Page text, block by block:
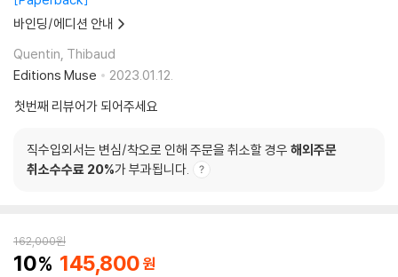
바인딩/에디션 안내
Quentin, Thibaud
Editions Muse
2023.01.12.
첫번째 리뷰어가 되어주세요
직수입외서는 변심/착오로 인해 주문을 취소할 경우 해외주문
취소수수료 20%가 부과됩니다.
162,000원
10 145,800